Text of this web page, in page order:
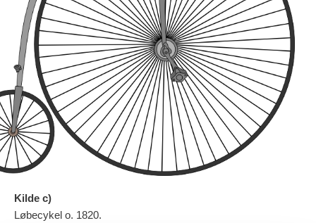
Kilde c)
Løbecykel o. 1820.